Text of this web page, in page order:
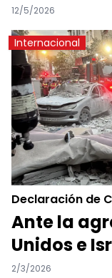
12/5/2026
Internacional
Declaración de
Ante la
Unidos e
2/3/2026